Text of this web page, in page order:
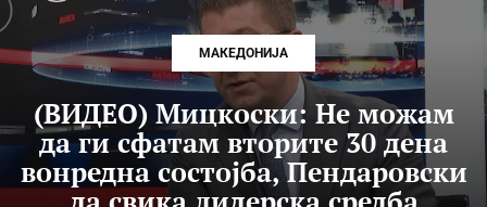
МАКЕДОНИЈА
(ВИДЕО) Мицкоски: Не можам
да ги сфатам вторите 30 дена
вонредна состојба, Пендаровски